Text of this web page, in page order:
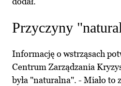
Przyczyny
Informację o wstrząsach
Centrum Zarządzania
była "naturalna". - Miało